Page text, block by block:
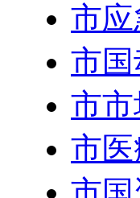
市
市
市
市